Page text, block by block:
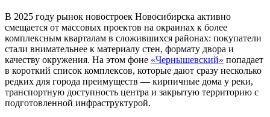
В 2025 году рынок новостроек Новосибирска активно
смещается от массовых проектов на окраинах к более
комплексным кварталам в сложившихся районах: покупатели
стали внимательнее к материалу стен, формату двора и
качеству окружения. На этом фоне «Чернышевский» попадает
в короткий список комплексов, которые дают сразу несколько
редких для города преимуществ — кирпичные дома у реки,
транспортную доступность центра и закрытую территорию с
подготовленной инфраструктурой.